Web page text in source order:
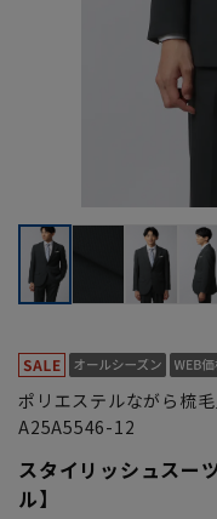
ポリエステルながら梳
A25A5546-12
スタイリッシュスー
ル】